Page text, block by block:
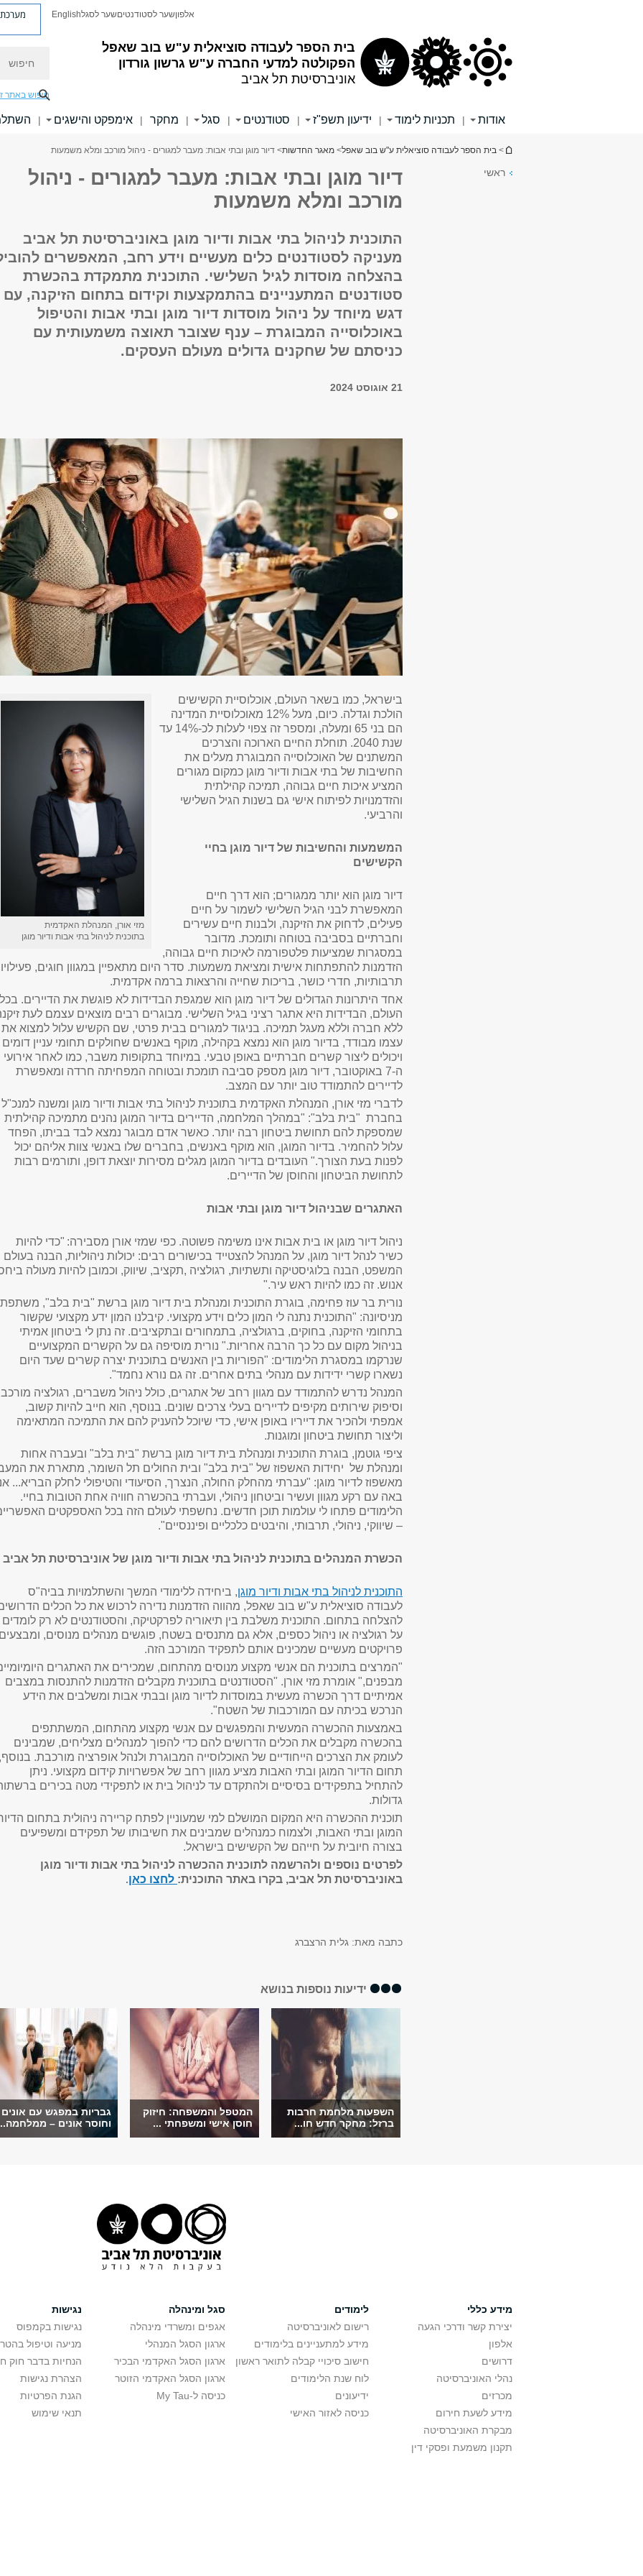
בית הספר לעבודה סוציאלית ע"ש בוב שאפל
הפקולטה למדעי החברה ע"ש גרשון גורדון
אוניברסיטת תל אביב
אלפוןשער לסטודנטיםשער לסגלEnglish מערכת
חיפוש באתר
אודות | תכניות לימוד | ידיעון תשפ"ז | סטודנטים | סגל | מחקר | אימפקט והישגים |
הינך נמצא כאן
> בית הספר לעבודה סוציאלית ע"ש בוב שאפל> מאגר החדשות> דיור מוגן ובתי אבות: מעבר למגורים - ניהול מורכב ומלא משמעות
ראשי
דיור מוגן ובתי אבות: מעבר למגורים - ניהול
מורכב ומלא משמעות
התוכנית לניהול בתי אבות ודיור מוגן באוניברסיטת תל אביב
מעניקה לסטודנטים כלים מעשיים וידע רחב, המאפשרים
בהצלחה מוסדות לגיל השלישי. התוכנית מתמקדת בהכשרת
סטודנטים המתעניינים בהתמקצעות וקידום בתחום הזיקנה, עם
דגש מיוחד על ניהול מוסדות דיור מוגן ובתי אבות והטיפול
באוכלוסייה המבוגרת – ענף שצובר תאוצה משמעותית עם
כניסתם של שחקנים גדולים מעולם העסקים.
21 אוגוסט 2024
מזי אורן, המנהלת האקדמית
בתוכנית לניהול בתי אבות ודיור מוגן
בישראל, כמו בשאר העולם, אוכלוסיית הקשישים
הולכת וגדלה. כיום, מעל 12% מאוכלוסיית המדינה
הם בני 65 ומעלה, ומספר זה צפוי לעלות לכ-14% עד
שנת 2040. תוחלת החיים הארוכה והצרכים
המשתנים של האוכלוסייה המבוגרת מעלים את
החשיבות של בתי אבות ודיור מוגן כמקום מגורים
המציע איכות חיים גבוהה, תמיכה קהילתית
והזדמנויות לפיתוח אישי גם בשנות הגיל השלישי
והרביעי.
המשמעות והחשיבות של דיור מוגן בחיי
הקשישים
דיור מוגן הוא יותר ממגורים; הוא דרך חיים
המאפשרת לבני הגיל השלישי לשמור על חיים
פעילים, לדחוק את הזיקנה, ולבנות חיים עשירים
וחברתיים בסביבה בטוחה ותומכת. מדובר
במסגרות שמציעות פלטפורמה לאיכות חיים גבוהה,
הזדמנות להתפתחות אישית ומציאת משמעות. סדר היום מתאפיין במגוון חוגים,
תרבותיות, חדרי כושר, בריכות שחייה והרצאות ברמה אקדמית.
אחד היתרונות הגדולים של דיור מוגן הוא שמגפת הבדידות לא פוגשת את הדיירים. בכל
העולם, הבדידות היא אתגר רציני בגיל השלישי. מבוגרים רבים מוצאים עצמם לעת
ללא חברה וללא מעגל תמיכה. בניגוד למגורים בבית פרטי, שם הקשיש עלול למצוא את
עצמו מבודד, בדיור מוגן הוא נמצא בקהילה, מוקף באנשים שחולקים תחומי עניין דומים
ויכולים ליצור קשרים חברתיים באופן טבעי. במיוחד בתקופות משבר, כמו לאחר אירועי
ה-7 באוקטובר, דיור מוגן מספק סביבה תומכת ובטוחה המפחיתה חרדה ומאפשרת
לדיירים להתמודד טוב יותר עם המצב.
לדברי מזי אורן, המנהלת האקדמית בתוכנית לניהול בתי אבות ודיור מוגן ומשנה למנכ"ל
בחברת "בית בלב": "במהלך המלחמה, הדיירים בדיור המוגן נהנים מתמיכה קהילתית
שמספקת להם תחושת ביטחון רבה יותר. כאשר אדם מבוגר נמצא לבד בביתו, הפחד
עלול להחמיר. בדיור המוגן, הוא מוקף באנשים, בחברים שלו באנשי צוות אליהם יכול
לפנות בעת הצורך." העובדים בדיור המוגן מגלים מסירות יוצאת דופן, ותורמים רבות
לתחושת הביטחון והחוסן של הדיירים.
האתגרים שבניהול דיור מוגן ובתי אבות
ניהול דיור מוגן או בית אבות אינו משימה פשוטה. כפי שמזי אורן מסבירה: "כדי להיות
כשיר לנהל דיור מוגן, על המנהל להצטייד בכישורים רבים: יכולות ניהוליות, הבנה בעולם
המשפט, הבנה בלוגיסטיקה ותשתיות, רגולציה ,תקציב, שיווק, וכמובן להיות מעולה
אנוש. זה כמו להיות ראש עיר.
"
נורית בר עוז פחימה, בוגרת התוכנית ומנהלת בית דיור מוגן ברשת "בית בלב", משתפת
מניסיונה: "התוכנית נתנה לי המון כלים וידע מקצועי. קיבלנו המון ידע מקצועי שקשור
בתחומי הזיקנה, בחוקים, ברגולציה, בתמחורים ובתקציבים. זה נתן לי ביטחון אמיתי
בניהול מקום עם כל כך הרבה אחריות." נורית מוסיפה גם על הקשרים המקצועיים
שנרקמו במסגרת הלימודים: "הפוריות בין האנשים בתוכנית יצרה קשרים שעד היום
נשארו קשרי ידידות עם מנהלי בתים אחרים. זה גם נורא נחמד."
המנהל נדרש להתמודד עם מגוון רחב של אתגרים, כולל ניהול משברים, רגולציה
וסיפוק שירותים מקיפים לדיירים בעלי צרכים שונים. בנוסף, הוא חייב להיות קשוב,
אמפתי ולהכיר את דייריו באופן אישי, כדי שיוכל להעניק להם את התמיכה המתאימה
וליצור תחושת ביטחון ומוגנות.
ציפי גוטמן, בוגרת התוכנית ומנהלת בית דיור מוגן ברשת "בית בלב" ובעברה אחות
ומנהלת של יחידות האשפוז של "בית בלב" ובית החולים תל השומר, מתארת את
מאשפוז לדיור מוגן: "עברתי מהחלק החולה, הנצרך, הסיעודי והטיפולי לחלק הבריא...
באה עם רקע מגוון ועשיר וביטחון ניהולי, ועברתי בהכשרה חוויה אחת הטובות בחיי.
הלימודים פתחו לי עולמות תוכן חדשים. נחשפתי לעולם הזה בכל האספקטים
– שיווקי, ניהולי, תרבותי, והיבטים כלכליים ופיננסיים."
הכשרת המנהלים בתוכנית לניהול בתי אבות ודיור מוגן של אוניברסיטת תל אביב
התוכנית לניהול בתי אבות ודיור מוגן, ביחידה ללימודי המשך והשתלמויות בביה"ס
לעבודה סוציאלית ע"ש בוב שאפל, מהווה הזדמנות נדירה לרכוש את כל הכלים
להצלחה בתחום. התוכנית משלבת בין תיאוריה לפרקטיקה, והסטודנטים לא רק לומדים
על רגולציה או ניהול כספים, אלא גם מתנסים בשטח, פוגשים מנהלים מנוסים,
פרויקטים מעשיים שמכינים אותם לתפקיד המורכב הזה.
"המרצים בתוכנית הם אנשי מקצוע מנוסים מהתחום, שמכירים את האתגרים
מבפנים," אומרת מזי אורן. "הסטודנטים בתוכנית מקבלים הזדמנות להתנסות במצבים
אמיתיים דרך הכשרה מעשית במוסדות לדיור מוגן ובבתי אבות ומשלבים את הידע
הנרכש בכיתה עם המורכבות של השטח."
באמצעות ההכשרה המעשית והמפגשים עם אנשי מקצוע מהתחום, המשתתפים
בהכשרה מקבלים את הכלים הדרושים להם כדי להפוך למנהלים מצליחים, שמבינים
לעומק את הצרכים הייחודיים של האוכלוסייה המבוגרת ולנהל אופרציה מורכבת.
תחום הדיור המוגן ובתי האבות מציע מגוון רחב של אפשרויות קידום מקצועי. ניתן
להתחיל בתפקידים בסיסיים ולהתקדם עד לניהול בית או לתפקידי מטה בכירים
גדולות.
תוכנית ההכשרה היא המקום המושלם למי שמעוניין לפתח קריירה ניהולית בתחום
המוגן ובתי האבות, ולצמוח כמנהלים שמבינים את חשיבותו של תפקידם ומשפיעים
בצורה חיובית על חייהם של הקשישים בישראל.
לפרטים נוספים ולהרשמה לתוכנית ההכשרה לניהול בתי אבות ודיור מוגן
באוניברסיטת תל אביב, בקרו באתר התוכנית: לחצו כאן.
כתבה מאת: גלית הרצברג
ידיעות נוספות בנושא
השפעות מלחמת חרבות
ברזל: מחקר חדש חו...
המטפל והמשפחה: חיזוק
חוסן אישי ומשפחתי ...
גבריות במפגש עם אונים
וחוסר אונים –
מידע כללי
יצירת קשר ודרכי הגעה
אלפון
דרושים
נהלי האוניברסיטה
מכרזים
מידע לשעת חירום
מבקרת האוניברסיטה
תקנון משמעת ופסקי דין
לימודים
רישום לאוניברסיטה
מידע למתעניינים בלימודים
חישוב סיכויי קבלה לתואר ראשון
לוח שנת הלימודים
ידיעונים
כניסה לאזור האישי
סגל ומינהלה
אגפים ומשרדי מינהלה
ארגון הסגל המנהלי
ארגון הסגל האקדמי הבכיר
ארגון הסגל האקדמי הזוטר
כניסה ל-My Tau
נגישות
נגישות בקמפוס
מניעה וטיפול
הנחיות בדבר חוק
הצהרת נגישות
הגנת הפרטיות
תנאי שימוש